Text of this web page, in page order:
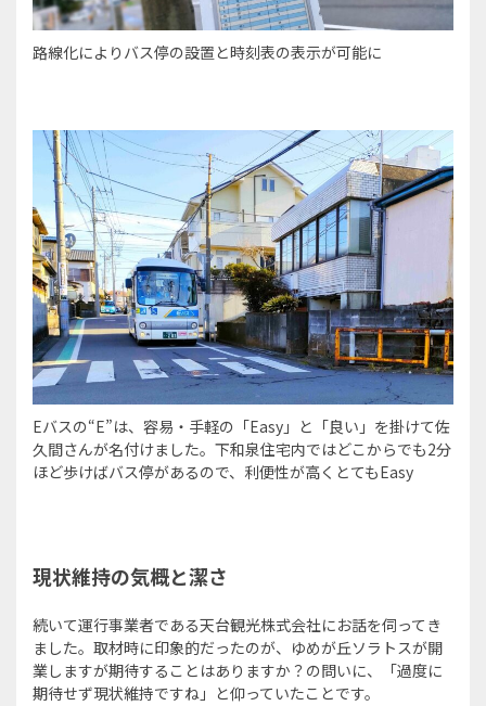
路線化によりバス停の設置と時刻表の表示が可能に
Eバスの“E”は、容易・手軽の「Easy」と「良い」を掛けて佐
久間さんが名付けました。下和泉住宅内ではどこからでも2分
ほど歩けばバス停があるので、利便性が高くとてもEasy
現状維持の気概と潔さ
続いて運行事業者である天台観光株式会社にお話を伺ってき
ました。取材時に印象的だったのが、ゆめが丘ソラトスが開
業しますが期待することはありますか？の問いに、「過度に
期待せず現状維持ですね」と仰っていたことです。